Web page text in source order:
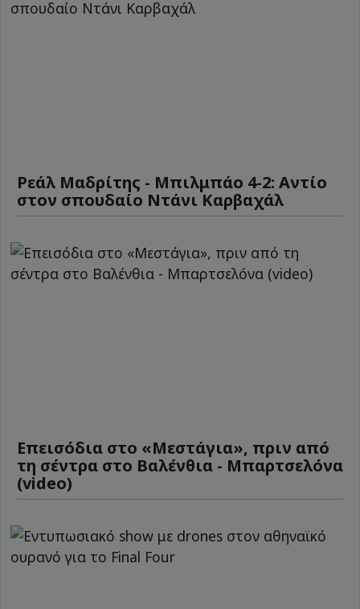
Ρεάλ Μαδρίτης - Μπιλμπάο 4-2: Αντίο
στον σπουδαίο Ντάνι Καρβαχάλ
Επεισόδια στο «Μεστάγια», πριν από
τη σέντρα στο Βαλένθια - Μπαρτσελόνα
(video)